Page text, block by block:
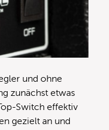
und ohne
zunächst etwas
Switch effektiv
gezielt an und